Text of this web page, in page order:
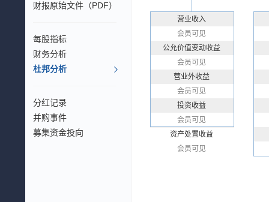
财报原始文件（PDF）
每股指标
财务分析
杜邦分析
分红记录
并购事件
募集资金投向
营业收入
会员可见
公允价值变动收益
会员可见
营业外收益
会员可见
投资收益
会员可见
资产处置收益
会员可见